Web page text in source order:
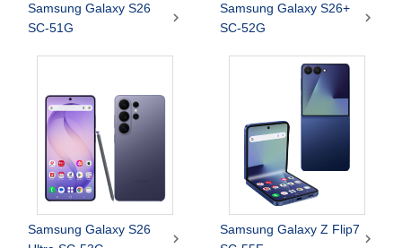
Samsung Galaxy S26
SC-51G

Samsung Galaxy S26+
SC-52G

Samsung Galaxy S26

Samsung Galaxy Z Flip7
